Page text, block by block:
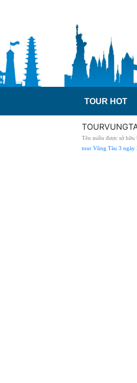
TOUR HOT
Tên miền được sở
tour Vũng Tàu 3 ngày